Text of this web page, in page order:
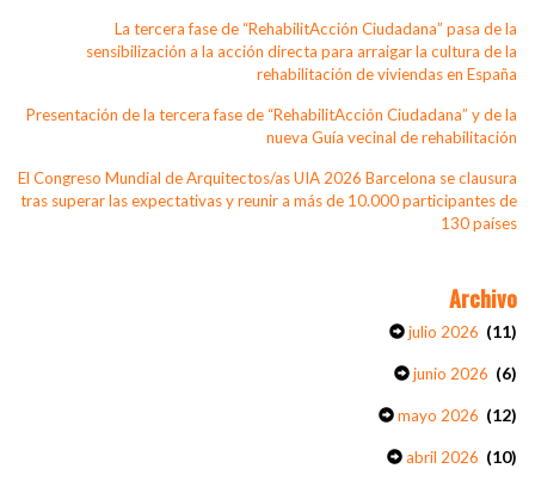
La tercera fase de “RehabilitAcción Ciudadana” pasa de la
sensibilización a la acción directa para arraigar la cultura de la
rehabilitación de viviendas en España
Presentación de la tercera fase de “RehabilitAcción Ciudadana” y de la
nueva Guía vecinal de rehabilitación
El Congreso Mundial de Arquitectos/as UIA 2026 Barcelona se clausura
tras superar las expectativas y reunir a más de 10.000 participantes de
130 países
Archivo
julio 2026 (11)
junio 2026 (6)
mayo 2026 (12)
abril 2026 (10)